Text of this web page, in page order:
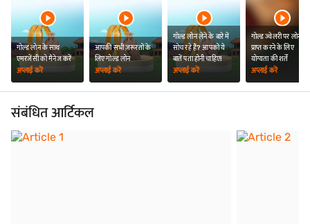
गोल्ड लोन के साथ
एमरजेंसी को मैनेज करें
अप्लाई करें
आपकी सभी ज़रूरतों के
लिए गोल्ड लोन
अप्लाई करें
गोल्ड लोन लेने के बारे में
सोच रहे हैं? आपको ये
बातें पता होनी चाहिए!
अप्लाई करें
गोल्ड ज्वेलरी पर लोन
प्राप्त करने के लिए
योग्यता की शर्तें
अप्लाई करें
संबंधित आर्टिकल